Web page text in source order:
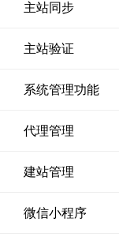
主站同步
主站验证
系统管理功能
代理管理
建站管理
微信小程序